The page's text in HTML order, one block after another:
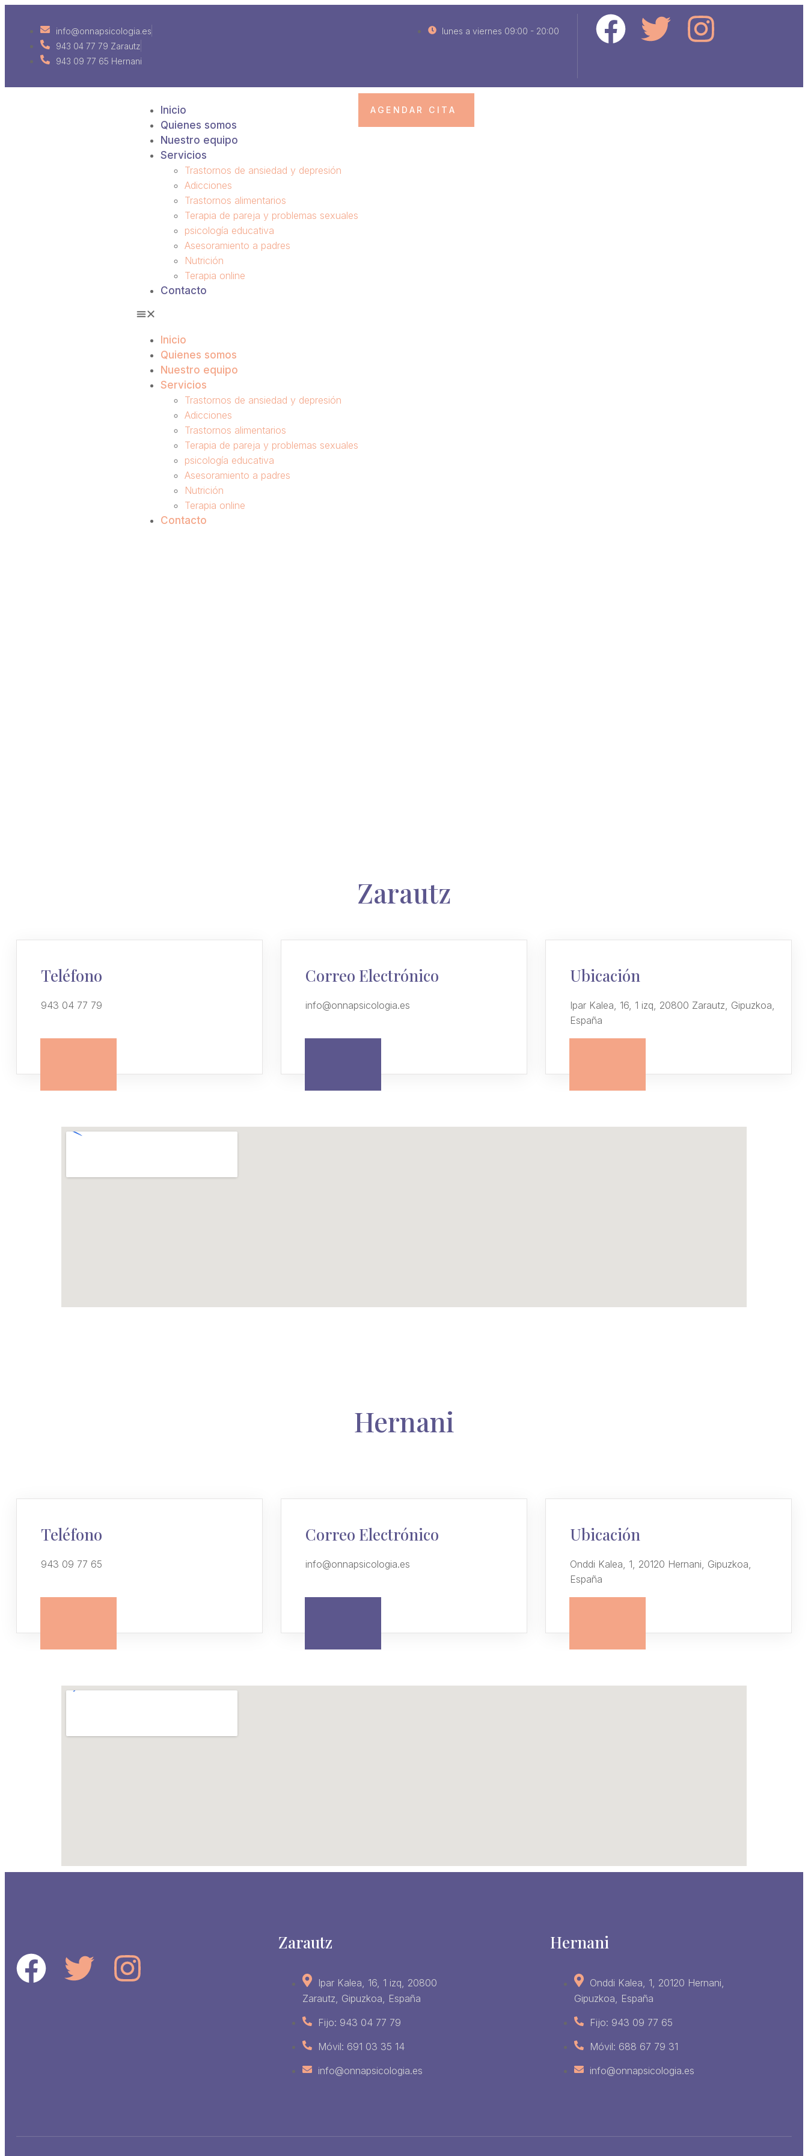
info@onnapsicologia.es
943 04 77 79 Zarautz
943 09 77 65 Hernani
lunes a viernes 09:00 - 20:00
Inicio
Quienes somos
Nuestro equipo
Servicios
Trastornos de ansiedad y depresión
Adicciones
Trastornos alimentarios
Terapia de pareja y problemas sexuales
psicología educativa
Asesoramiento a padres
Nutrición
Terapia online
Contacto
Inicio
Quienes somos
Nuestro equipo
Servicios
Trastornos de ansiedad y depresión
Adicciones
Trastornos alimentarios
Terapia de pareja y problemas sexuales
psicología educativa
Asesoramiento a padres
Nutrición
Terapia online
Contacto
AGENDAR CITA
Zarautz
Teléfono
943 04 77 79
Correo Electrónico
info@onnapsicologia.es
Ubicación
Ipar Kalea, 16, 1 izq, 20800 Zarautz, Gipuzkoa,
España
Hernani
Teléfono
943 09 77 65
Correo Electrónico
info@onnapsicologia.es
Ubicación
Onddi Kalea, 1, 20120 Hernani, Gipuzkoa,
España
Zarautz
Ipar Kalea, 16, 1 izq, 20800
Zarautz, Gipuzkoa, España
Fijo: 943 04 77 79
Móvil: 691 03 35 14
info@onnapsicologia.es
Hernani
Onddi Kalea, 1, 20120 Hernani,
Gipuzkoa, España
Fijo: 943 09 77 65
Móvil: 688 67 79 31
info@onnapsicologia.es